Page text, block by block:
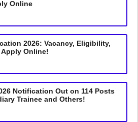
Online
2026: Vacancy, Eligibility,
Apply Online!
Notification Out on 114 Posts
Trainee and Others!